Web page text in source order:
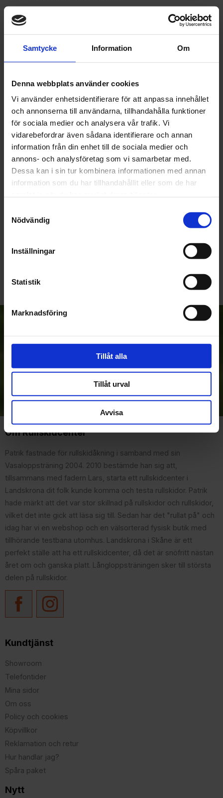
Samtycke Information Om
Denna webbplats använder cookies
Vi använder enhetsidentifierare för att anpassa innehållet
och annonserna till användarna, tillhandahålla funktioner
för sociala medier och analysera vår trafik. Vi
vidarebefordrar även sådana identifierare och annan
information från din enhet till de sociala medier och
annons- och analysföretag som vi samarbetar med.
Dessa kan i sin tur kombinera informationen med annan
information som du har tillhandahållit eller som de har
Nödvändig
Inställningar
Statistik
Marknadsföring
Tillåt alla
Tillåt urval
Avvisa
sommarens rullskidåkning
OMDÖMEN
Du
Bli den första att lämna ett omdöme.
Prenumerera
Dina personuppgifter behandlas i enlighet med vår
integritetspolicy.
Om Rullskidcenter
Patrik fastnade för rullskidåkning i samband med sin
Vasaloppsträning 2004. 2010 bestämde han sig att,
tillsammans med fadern Lars, starta ett rullskidcenter i
Landskrona dit folk kunde komma och testa rullskidor. Patrik
hade märkt att det var stor skillnad på rullskidor och rullskidor,
vilket det inte gick att läsa sig till. Sedan har det "rullat på" och
idag har vi en webshop och en välsorterad fysisk butik med
tillhörande testbana utomhus. Landskrona i Skåne är ett
perfekt ställe att ha ett rullskidcenter, då det är snöfritt nästan
året om och ganska platt. Långloppsträningen sker till största
delen på rullskidor.
Kundtjänst
Showroom
Telefontider
Mina sidor
Om oss
Policy och cookies
Köpvillkor
Reklamation och retur
Hur handlar jag?
Spåra paket
Nytt